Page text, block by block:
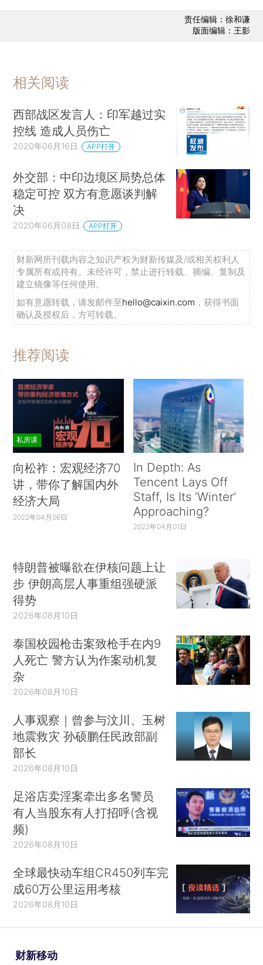
责任编辑：徐和谦
版面编辑：王影
相关阅读
西部战区发言人：印军越过实
控线 造成人员伤亡
2020年06月16日 APP打开
外交部：中印边境区局势总体
稳定可控 双方有意愿谈判解
决
2020年06月08日 APP打开
财新网所刊载内容之知识产权为财新传媒及/或相关权利人
专属所有或持有。未经许可，禁止进行转载、摘编、复制及
建立镜像等任何使用。
如有意愿转载，请发邮件至hello@caixin.com ，获得书面
确认及授权后，方可转载。
推荐阅读
私房课
向松祚：宏观经济70
讲，带你了解国内外
经济大局
2022年04月06日
In Depth: As
Tencent Lays Off
Staff, Is Its ‘Winter’
Approaching?
2022年04月01日
特朗普被曝欲在伊核问题上让
步 伊朗高层人事重组强硬派
得势
2026年08月10日
泰国校园枪击案致枪手在内9
人死亡 警方认为作案动机复
杂
2026年08月10日
人事观察｜曾参与汶川、玉树
地震救灾 孙硕鹏任民政部副
部长
2026年08月10日
足浴店卖淫案牵出多名警员
有人当股东有人打招呼(含视
频)
2026年08月10日
全球最快动车组CR450列车完
成60万公里运用考核
2026年08月10日
财新移动